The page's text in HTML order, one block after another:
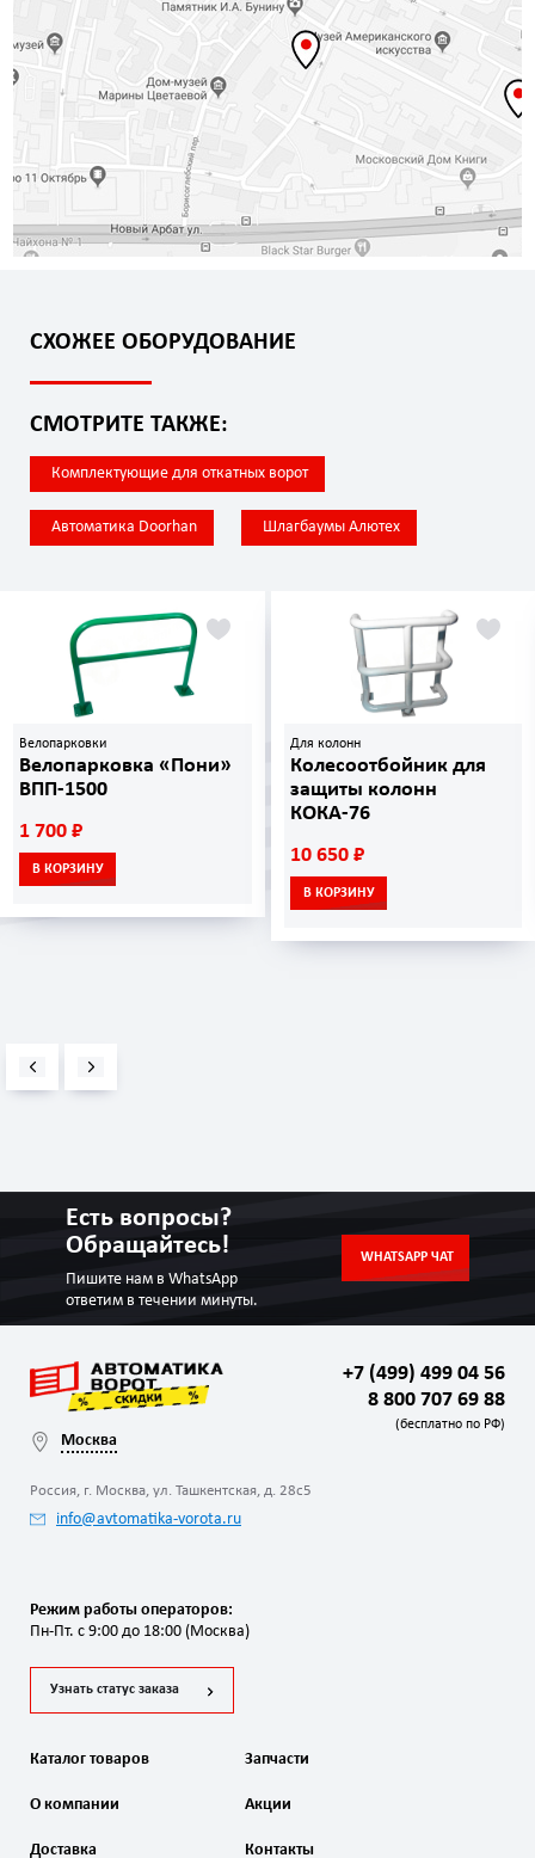
СХОЖЕЕ ОБОРУДОВАНИЕ
СМОТРИТЕ ТАКЖЕ:
Комплектующие для откатных ворот
Автоматика Doorhan Шлагбаумы Алютех
Велопарковки
Велопарковка «Пони»
ВПП-1500
1 700 ₽
В КОРЗИНУ
Для колонн
Колесоотбойник для
защиты колонн
КОКА-76
10 650 ₽
В КОРЗИНУ
Есть вопросы?
Обращайтесь!
Пишите нам в WhatsApp
ответим в течении минуты.
WHATSAPP ЧАТ
Москва
Россия, г. Москва, ул. Ташкентская, д. 28с5
info@avtomatika-vorota.ru
+7 (499) 499 04 56
8 800 707 69 88
(бесплатно по РФ)
Режим работы операторов:
Пн-Пт. с 9:00 до 18:00 (Москва)
Узнать статус заказа
Каталог товаров Запчасти
О компании
Доставка
Акции
Контакты